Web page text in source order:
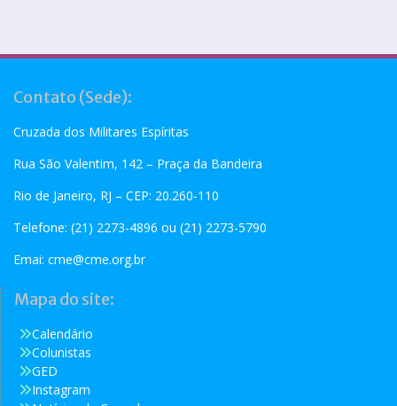
Contato (Sede):
Cruzada dos Militares Espíritas
Rua São Valentim, 142 – Praça da Bandeira
Rio de Janeiro, RJ – CEP: 20.260-110
Telefone: (21) 2273-4896 ou (21) 2273-5790
Emai: cme@cme.org.br
Mapa do site:
Calendário
Colunistas
GED
Instagram